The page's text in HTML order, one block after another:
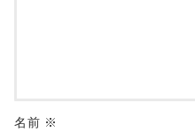
名前 ※